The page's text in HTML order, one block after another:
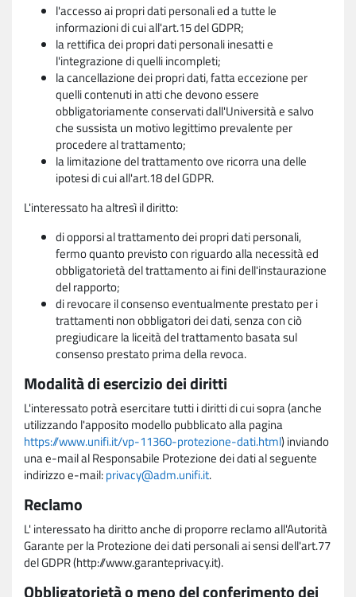
l'accesso ai propri dati personali ed a tutte le
informazioni di cui all'art.15 del GDPR;
la rettifica dei propri dati personali inesatti e
l'integrazione di quelli incompleti;
la cancellazione dei propri dati, fatta eccezione per
quelli contenuti in atti che devono essere
obbligatoriamente conservati dall'Università e salvo
che sussista un motivo legittimo prevalente per
procedere al trattamento;
la limitazione del trattamento ove ricorra una delle
ipotesi di cui all'art.18 del GDPR.
L'interessato ha altresì il diritto:
di opporsi al trattamento dei propri dati personali,
fermo quanto previsto con riguardo alla necessità ed
obbligatorietà del trattamento ai fini dell'instaurazione
del rapporto;
di revocare il consenso eventualmente prestato per i
trattamenti non obbligatori dei dati, senza con ciò
pregiudicare la liceità del trattamento basata sul
consenso prestato prima della revoca.
Modalità di esercizio dei diritti
L'interessato potrà esercitare tutti i diritti di cui sopra (anche
utilizzando l'apposito modello pubblicato alla pagina
https://www.unifi.it/vp-11360-protezione-dati.html) inviando
una e-mail al Responsabile Protezione dei dati al seguente
indirizzo e-mail:privacy@adm.unifi.it.
Reclamo
L' interessato ha diritto anche di proporre reclamo all'Autorità
Garante per la Protezione dei dati personali ai sensi dell'art.77
del GDPR (http://www.garanteprivacy.it).
Obbligatorietà o meno del conferimento dei